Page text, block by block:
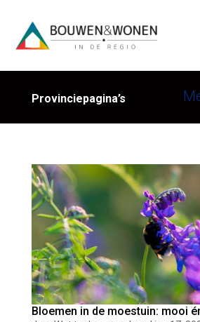
Provinciepagina’s
Bloemen in de moestuin: mooi